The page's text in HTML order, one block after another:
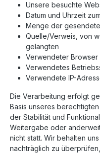
Unsere besuchte
Datum und Uhrzeit
Menge der
Quelle/Verweis, von
gelangten
Verwendeter Browser
Verwendetes
Verwendete IP-
Die Verarbeitung erfolgt
Basis unseres
der Stabilität und
Weitergabe oder
nicht statt. Wir behalten
nachträglich zu